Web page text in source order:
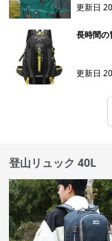
更新日
長時間
更新日
登山リュック 40L